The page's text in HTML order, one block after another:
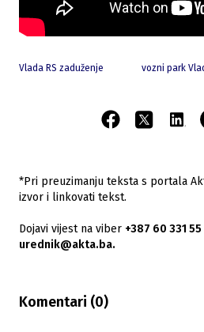
Vlada RS zaduženje vozni park
*Pri preuzimanju teksta s portala
izvor i linkovati tekst.
Dojavi vijest na viber +387 60 331 55
urednik@akta.ba.
Komentari (0)